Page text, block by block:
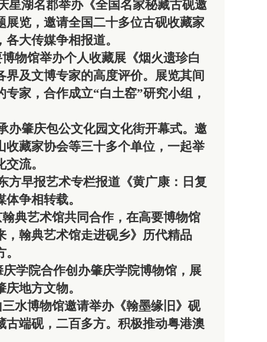
星湖名郡举办《全国名家秘藏古砚邀
展览，邀请全国二十多位古砚收藏家
大传媒争相报道。
物馆举办个人收藏展《烟火遗珍白
界及文博专家的高度评价。展览其间
家，合作成立“白土窑”研究小组，
办肇庆包公文化园文化街开幕式。邀
收藏家协会等三十多个单位，一起举
流。
方早报艺术专栏报道《黄广康：日复
争相转载。
典艺术馆共同合作，在高要博物馆
，翰典艺术馆走进砚乡》历代精品
。
庆学院合作创办肇庆学院博物馆，展
地方文物。
水博物馆邀请举办《翰墨缘旧》砚
古端砚，二百多方。积极推动粤港澳